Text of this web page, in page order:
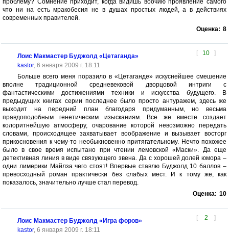
проблему? Сомнение приходит, когда видишь воочию проявление самого
что ни на есть мракобесия не в душах простых людей, а в действиях
современных правителей.
Оценка: 8
[ 10 ]
Лоис Макмастер Буджолд «Цетаганда»
kastor, 6 января 2009 г. 18:11
Больше всего меня поразило в «Цетаганде» искуснейшее смешение
вполне традиционной средневековой дворцовой интриги с
фантастическими достижениями техники и искусства будущего. В
предыдущих книгах серии последнее было просто антуражем, здесь же
выходит на передний план благодаря придуманным, но весьма
правдоподобным генетическим изысканиям. Все же вместе создает
колоритнейшую атмосферу, очарование которой невозможно передать
словами, происходящее захватывает воображение и вызывает восторг
прикосновения к чему-то необыкновенно притягательному. Нечто похожее
было в свое время испытано при чтении лемовской «Маски». Да еще
детективная линия в виде связующего звена. Да с хорошей долей юмора –
одни лимерики Майлза чего стоят! Впервые ставлю Буджолд 10 баллов –
превосходный роман практически без слабых мест. И к тому же, как
показалось, значительно лучше стал перевод.
Оценка: 10
[ 2 ]
Лоис Макмастер Буджолд «Игра форов»
kastor, 6 января 2009 г. 18:11